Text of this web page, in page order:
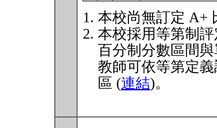
本校尚無訂定 A+
本校採用等第制
百分制分數區間
教師可依等第定
區 (連結)。